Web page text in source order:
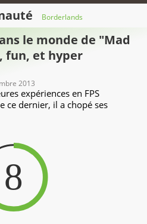
Borderlands
le monde de "Mad
fun, et hyper
2013
expériences en FPS
ce dernier, il a chopé ses
8